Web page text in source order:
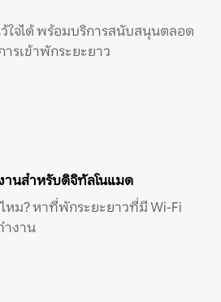
ใจได้ พร้อมบริการสนับสนุนตลอด
รเข้าพักระยะยาว
นสำหรับดิจิทัลโนแมด
หม? หาที่พักระยะยาวที่มี Wi-Fi
ำงาน